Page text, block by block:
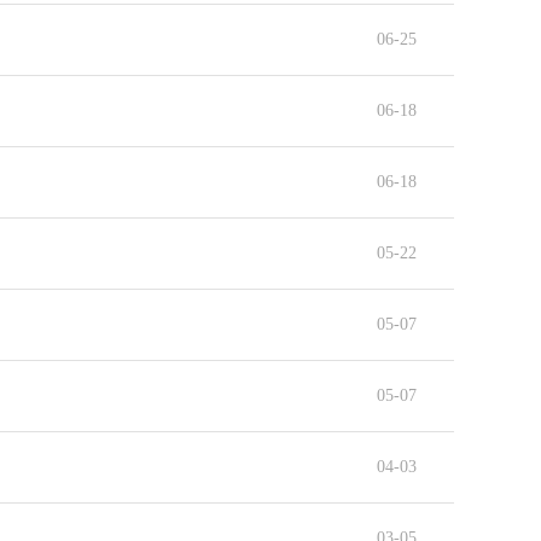
06-25
06-18
06-18
05-22
05-07
05-07
04-03